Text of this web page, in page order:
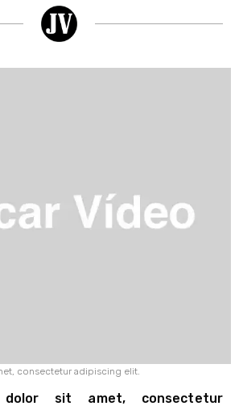
consectetur adipiscing elit.
dolor sit amet, consectetur